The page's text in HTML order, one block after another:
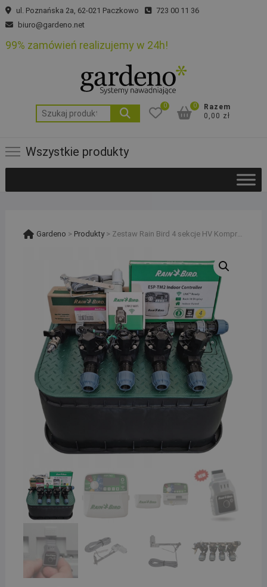
Skip
to
ul. Poznańska 2a, 62-021 Paczkowo
723 00 11 36
biuro@gardeno.net
99% zamówień realizujemy w 24h!
Szukaj:
0
Razem
0,00 zł
0
Wszystkie produkty
Gardeno > Produkty> Zestaw Rain Bird 4 sekcje HV Kompresor Sterownik TM2 RSDBEX Moduł WiFi PE20